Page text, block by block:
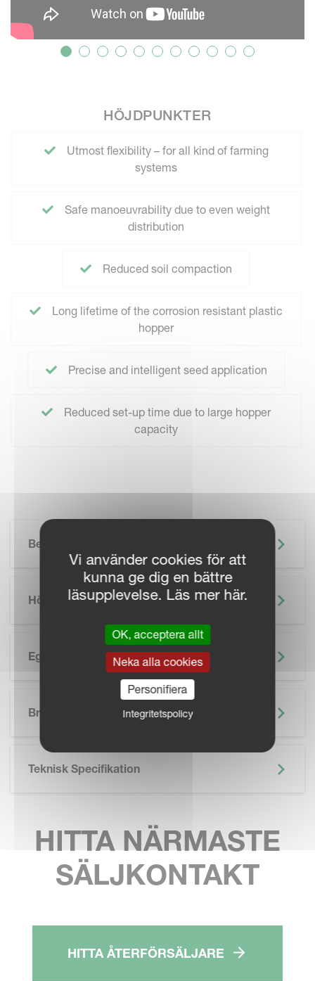
HÖJDPUNKTER
Utmost flexibility – for all kind of farming
systems
Safe manoeuvrability due to even weight
distribution
Reduced soil compaction
Long lifetime of the corrosion resistant plastic
hopper
Precise and intelligent seed application
Reduced set-up time due to large hopper
capacity
Beskrivning
Höjdpunkter
Egenskaper
Broschyr
Teknisk Specifikation
HITTA NÄRMASTE
SÄLJKONTAKT
HITTA ÅTERFÖRSÄLJARE
Vi använder cookies för att
kunna ge dig en bättre
läsupplevelse. Läs mer här.
OK, acceptera allt
Neka alla cookies
Personifiera
Integritetspolicy